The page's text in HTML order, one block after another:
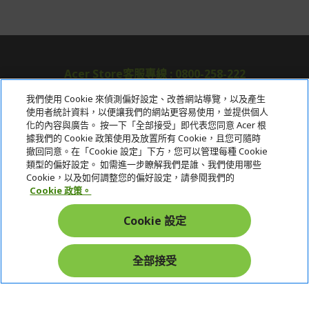
Acer Store客服專線 : 0800-258-222
關於宏碁
服務
宏碁網路商城
在社群上追蹤 Acer
我們使用 Cookie 來偵測偏好設定、改善網站導覽，以及產生
使用者統計資料，以便讓我們的網站更容易使用，並提供個人
化的內容與廣告。 按一下「全部接受」即代表您同意 Acer 根
據我們的 Cookie 政策使用及放置所有 Cookie，且您可隨時
撤回同意。在「Cookie 設定」下方，您可以管理每種 Cookie
類型的偏好設定。 如需進一步瞭解我們是誰、我們使用哪些
Cookie，以及如何調整您的偏好設定，請參閱我們的
Cookie 政策。
Cookie 設定
全部接受